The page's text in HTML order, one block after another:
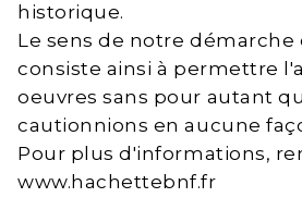
historique.
Le sens de notre démarche
consiste ainsi à permettre
oeuvres sans pour autant
cautionnions en aucune
Pour plus d'informations,
www.hachettebnf.fr